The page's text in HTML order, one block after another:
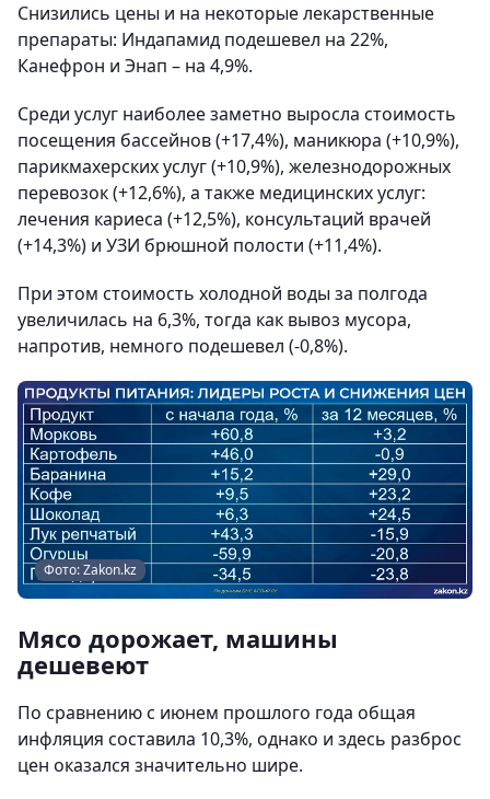
Снизились цены и на некоторые лекарственные
препараты: Индапамид подешевел на 22%,
Канефрон и Энап – на 4,9%.
Среди услуг наиболее заметно выросла стоимость
посещения бассейнов (+17,4%), маникюра (+10,9%),
парикмахерских услуг (+10,9%), железнодорожных
перевозок (+12,6%), а также медицинских услуг:
лечения кариеса (+12,5%), консультаций врачей
(+14,3%) и УЗИ брюшной полости (+11,4%).
При этом стоимость холодной воды за полгода
увеличилась на 6,3%, тогда как вывоз мусора,
напротив, немного подешевел (-0,8%).
Фото: Zakon.kz
Мясо дорожает, машины
дешевеют
По сравнению с июнем прошлого года общая
инфляция составила 10,3%, однако и здесь разброс
цен оказался значительно шире.